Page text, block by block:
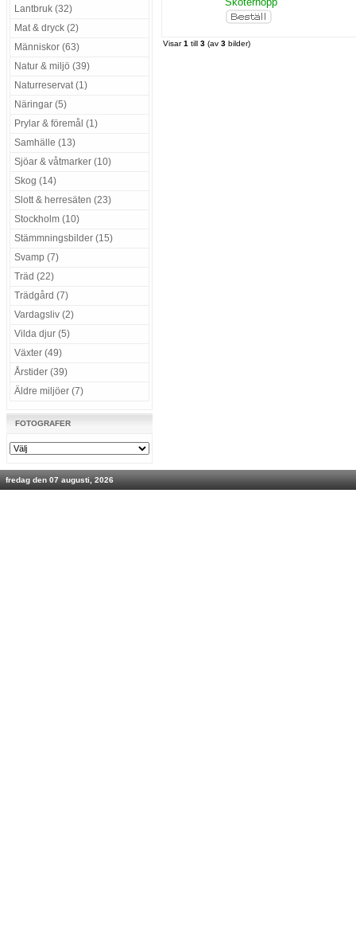
Lantbruk (32)
Mat & dryck (2)
Människor (63)
Natur & miljö (39)
Naturreservat (1)
Näringar (5)
Prylar & föremål (1)
Samhälle (13)
Sjöar & våtmarker (10)
Skog (14)
Slott & herresäten (23)
Stockholm (10)
Stämmningsbilder (15)
Svamp (7)
Träd (22)
Trädgård (7)
Vardagsliv (2)
Vilda djur (5)
Växter (49)
Årstider (39)
Äldre miljöer (7)
FOTOGRAFER
Visar1 till 3 (av 3 bilder)
fredag den 07 augusti, 2026